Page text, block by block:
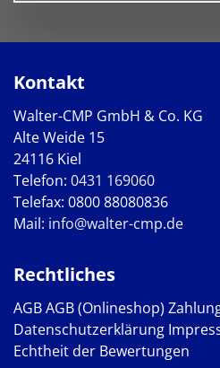
Kontakt
Walter-CMP GmbH & Co. KG
Alte Weide 15
24116 Kiel
Telefon: 0431 169060
Telefax: 0800 88080836
Mail: info@walter-cmp.de
Rechtliches
AGBAGB (Onlineshop)
Datenschutzerklärung
Echtheit der Bewertungen